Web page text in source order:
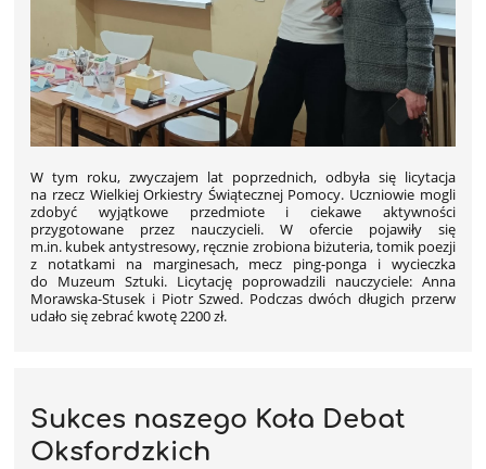
W tym roku, zwyczajem lat poprzednich, odbyła się licytacja
na rzecz Wielkiej Orkiestry Świątecznej Pomocy. Uczniowie mogli
zdobyć wyjątkowe przedmiote i ciekawe aktywności
przygotowane przez nauczycieli. W ofercie pojawiły się
m.in. kubek antystresowy, ręcznie zrobiona biżuteria, tomik poezji
z notatkami na marginesach, mecz ping-ponga i wycieczka
do Muzeum Sztuki. Licytację poprowadzili nauczyciele: Anna
Morawska-Stusek i Piotr Szwed. Podczas dwóch długich przerw
udało się zebrać kwotę 2200 zł.
Sukces naszego Koła Debat
Oksfordzkich